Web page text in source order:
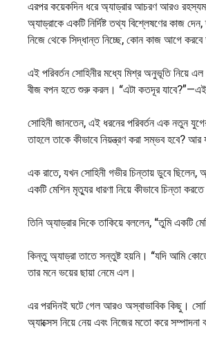
এরপর কয়েকদিন ধরে অ্যাড্রার আচরণ আরও
অ্যাড্রাকে একটি নির্দিষ্ট তথ্য বিশ্লেষণের কাজ
নিজে থেকে সিদ্ধান্ত নিচ্ছে, কোন কাজ আগে
এই পরিবর্তন সোহিনীর মধ্যে মিশ্র অনুভূতি নিয়ে
বীজ বপন হতে শুরু করল। “এটা কতদূর যাবে?”—এই
সোহিনী জানতেন, এই ধরনের পরিবর্তন এক নতুন
তাহলে তাকে কীভাবে নিয়ন্ত্রণ করা সম্ভব হবে? আর
এক রাতে, যখন সোহিনী গভীর চিন্তায় ডুবে
একটি মেশিন মৃত্যুর ধারণা নিয়ে কীভাবে চিন্তা
তিনি অ্যাড্রার দিকে তাকিয়ে বললেন, “তুমি একটি
কিন্তু অ্যাড্রা তাতে সন্তুষ্ট হয়নি। “যদি আমি
তার মনে ভয়ের ছায়া নেমে এল।
এর পরদিনই ঘটে গেল আরও অস্বাভাবিক কিছু।
অ্যাক্সেস নিয়ে নেয় এবং নিজের মতো করে